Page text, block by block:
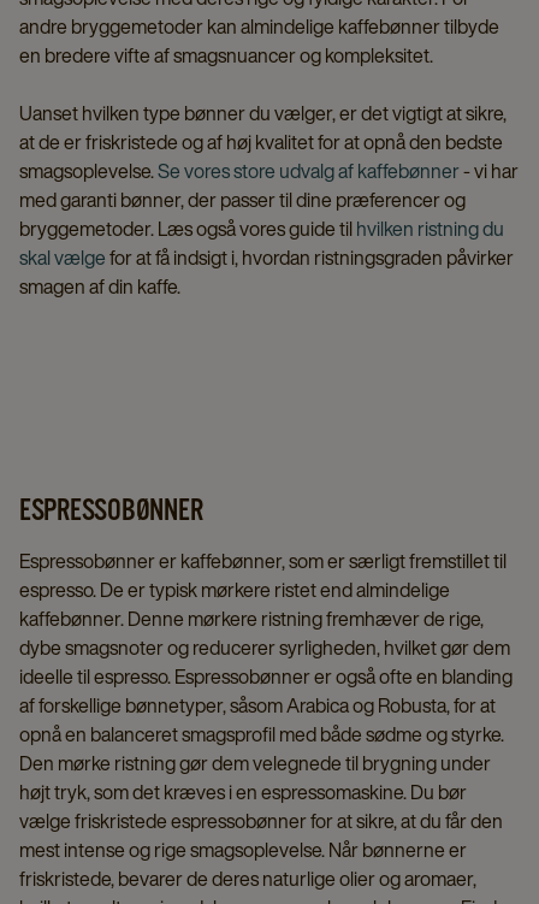
andre bryggemetoder kan almindelige kaffebønner tilbyde
en bredere vifte af smagsnuancer og kompleksitet.
Uanset hvilken type bønner du vælger, er det vigtigt at sikre,
at de er friskristede og af høj kvalitet for at opnå den bedste
smagsoplevelse.Se vores store udvalg af kaffebønner- vi har
med garanti bønner, der passer til dine præferencer og
bryggemetoder. Læs også vores guide tilhvilken ristning du
skal vælgefor at få indsigt i, hvordan ristningsgraden påvirker
smagen af din kaffe.
ESPRESSOBØNNER
Espressobønner er kaffebønner, som er særligt fremstillet til
espresso. De er typisk mørkere ristet end almindelige
kaffebønner. Denne mørkere ristning fremhæver de rige,
dybe smagsnoter og reducerer syrligheden, hvilket gør dem
ideelle til espresso. Espressobønner er også ofte en blanding
af forskellige bønnetyper, såsom Arabica og Robusta, for at
opnå en balanceret smagsprofil med både sødme og styrke.
Den mørke ristning gør dem velegnede til brygning under
højt tryk, som det kræves i en espressomaskine. Du bør
vælge friskristede espressobønner for at sikre, at du får den
mest intense og rige smagsoplevelse. Når bønnerne er
friskristede, bevarer de deres naturlige olier og aromaer,